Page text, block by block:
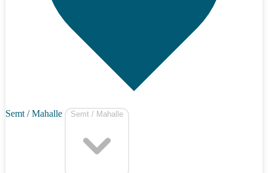
Semt / Mahalle Semt / Mahalle